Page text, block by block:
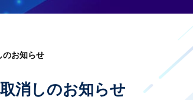
のお知らせ
消しのお知らせ